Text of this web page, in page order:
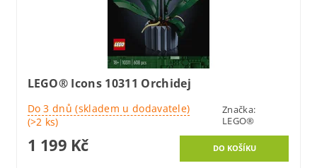
LEGO® Icons 10311 Orchidej
Do 3 dnů (skladem u dodavatele)
(>2 ks)
Značka:
LEGO®
1 199 Kč